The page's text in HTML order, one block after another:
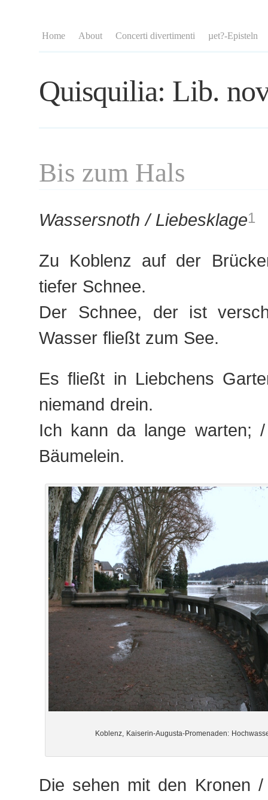
Home About Concerti divertimenti µet?-Episteln
Quisquilia: Lib.
Bis zum Hals
Wassersnoth / Liebesklage1
Zu Koblenz auf der
tiefer Schnee.
Der Schnee, der ist
Wasser fließt zum See.
Es fließt in Liebchens
niemand drein.
Ich kann da lange warten;
Bäumelein.
Koblenz, Kaiserin-Augusta-Promenaden:
Die sehen mit den Kronen